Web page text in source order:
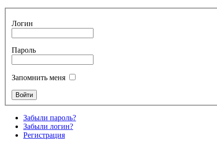
Логин
Пароль
Запомнить меня
Забыли пароль?
Забыли логин?
Регистрация